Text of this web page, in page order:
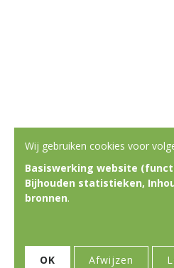
Wij gebruiken cookies voor
Basiswerking website
Bijhouden statistieken,
bronnen.
OK Afwijzen